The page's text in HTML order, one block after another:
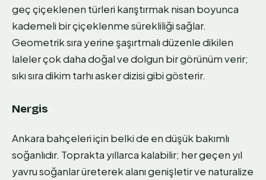
geç çiçeklenen türleri karıştırmak nisan boyunca
kademeli bir çiçeklenme sürekliliği sağlar.
Geometrik sıra yerine şaşırtmalı düzenle dikilen
laleler çok daha doğal ve dolgun bir görünüm verir;
sıkı sıra dikim tarhı asker dizisi gibi gösterir.
Nergis
Ankara bahçeleri için belki de en düşük bakımlı
soğanlıdır. Toprakta yıllarca kalabilir; her geçen yıl
yavru soğanlar üreterek alanı genişletir ve naturalize